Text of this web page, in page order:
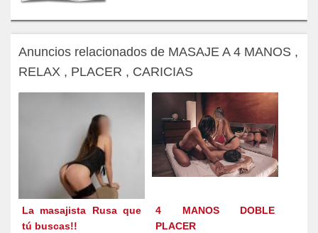
Anuncios relacionados de MASAJE A 4 MANOS ,
RELAX , PLACER , CARICIAS
La masajista Rusa que
tú buscas!!
4 MANOS DOBLE
PLACER